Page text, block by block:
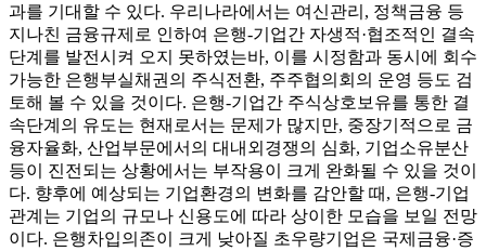
과를 기대할 수 있다. 우리나라에서는 여신관리, 정책금융 등
지나친 금융규제로 인하여 은행-기업간 자생적·협조적인 결속
단계를 발전시켜 오지 못하였는바, 이를 시정함과 동시에 회수
가능한 은행부실채권의 주식전환, 주주협의회의 운영 등도 검
토해 볼 수 있을 것이다. 은행-기업간 주식상호보유를 통한 결
속단계의 유도는 현재로서는 문제가 많지만, 중장기적으로 금
융자율화, 산업부문에서의 대내외경쟁의 심화, 기업소유분산
등이 진전되는 상황에서는 부작용이 크게 완화될 수 있을 것이
다. 향후에 예상되는 기업환경의 변화를 감안할 때, 은행-기업
관계는 기업의 규모나 신용도에 따라 상이한 모습을 보일 전망
이다. 은행차입의존이 크게 낮아질 초우량기업은 국제금융·증